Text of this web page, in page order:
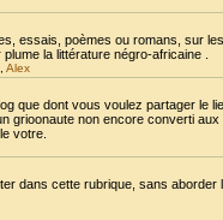
essais, poèmes ou romans, sur
la littérature négro-africaine .
Alex
que dont vous voulez partager le
grioonaute non encore converti
votre.
dans cette rubrique, sans